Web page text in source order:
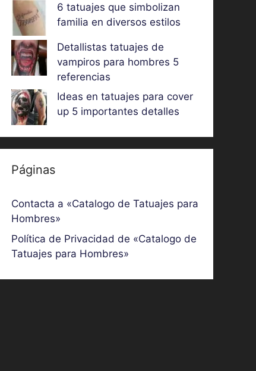
6 tatuajes que simbolizan
familia en diversos estilos
Detallistas tatuajes de
vampiros para hombres 5
referencias
Ideas en tatuajes para cover
up 5 importantes detalles
Páginas
Contacta a «Catalogo de Tatuajes para
Hombres»
Política de Privacidad de «Catalogo de
Tatuajes para Hombres»